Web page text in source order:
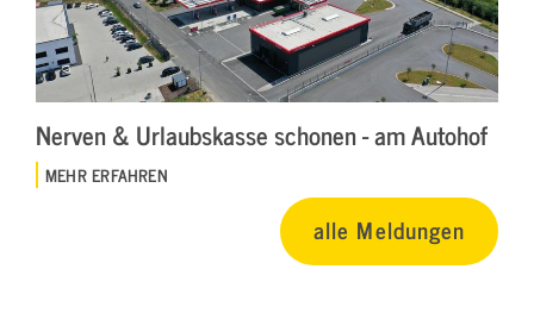
Nerven & Urlaubskasse schonen - am Autohof
MEHR ERFAHREN
alle Meldungen